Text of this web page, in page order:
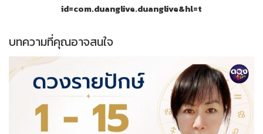
id=com.duanglive.duanglive&hl=t
บทความที่คุณอาจสนใจ